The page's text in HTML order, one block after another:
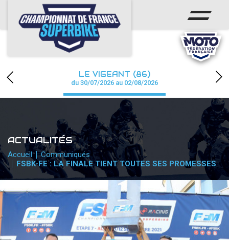
ACCUEIL
CHAMPIONNAT
CALENDRIER
PHOTOS / WEB TV
PARTENAIRES
PRESSE
PRESSE
accéder à la billetterie
LE VIGEANT (86)
du 30/07/2026 au 02/08/2026
ACTUALITÉS
Accueil
Communiqués
FSBK-FE : LA FINALE TIENT TOUTES SES PROMESSES